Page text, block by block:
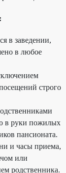
в заведении,
в любое
строго
в руки пожилых
пансионата.
и часы приема,
или
родственника.